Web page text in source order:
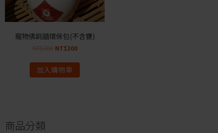
寵物佛跳牆環保包(不含甕)
NT$388 NT$300
加入購物車
商品分類